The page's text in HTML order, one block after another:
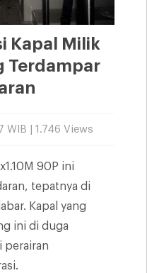
Kapal Milik
Terdampar
WIB | 1.746 Views
90P ini
tepatnya di
Kapal yang
ini di duga
perairan